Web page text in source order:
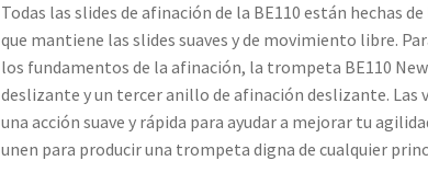
Todas las slides de afinación de la BE110 están hechas
que mantiene las slides suaves y de movimiento libre.
los fundamentos de la afinación, la trompeta BE110
deslizante y un tercer anillo de afinación deslizante. Las
una acción suave y rápida para ayudar a mejorar tu
unen para producir una trompeta digna de cualquier